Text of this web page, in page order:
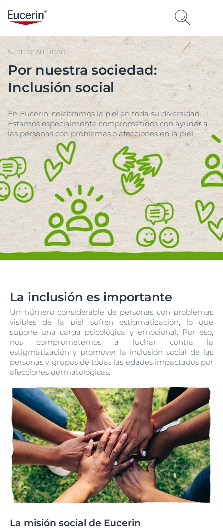
SUSTENTABILIDAD
Por nuestra sociedad:
Inclusión social
En Eucerin, celebramos la piel en toda su diversidad.
Estamos especialmente comprometidos con ayudar a
las personas con problemas o afecciones en la piel.
La inclusión es importante
Un número considerable de personas con problemas
visibles de la piel sufren estigmatización, lo que
supone una carga psicológica y emocional. Por eso,
nos comprometemos a luchar contra la
estigmatización y promover la inclusión social de las
personas y grupos de todas las edades impactados por
afecciones dermatológicas.
La misión social de Eucerin